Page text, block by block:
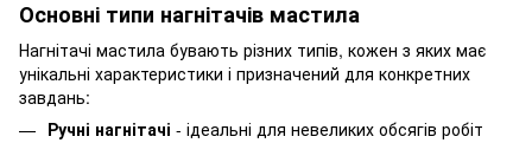
Основні типи нагнітачів мастила
Нагнітачі мастила бувають різних типів, кожен з яких має
унікальні характеристики і призначений для конкретних
завдань:
Ручні нагнітачі - ідеальні для невеликих обсягів робіт